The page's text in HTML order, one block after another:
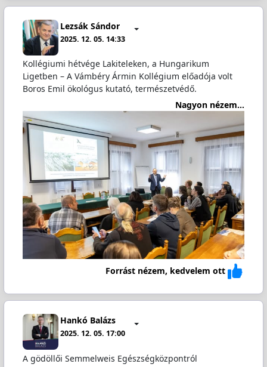
Lezsák Sándor
2025. 12. 05. 14:33
Kollégiumi hétvége Lakiteleken, a Hungarikum
Ligetben – A Vámbéry Ármin Kollégium előadója volt
Boros Emil ökológus kutató, természetvédő.
Nagyon nézem...
Forrást nézem, kedvelem ott
Hankó Balázs
2025. 12. 05. 17:00
A gödöllői Semmelweis Egészségközpontról